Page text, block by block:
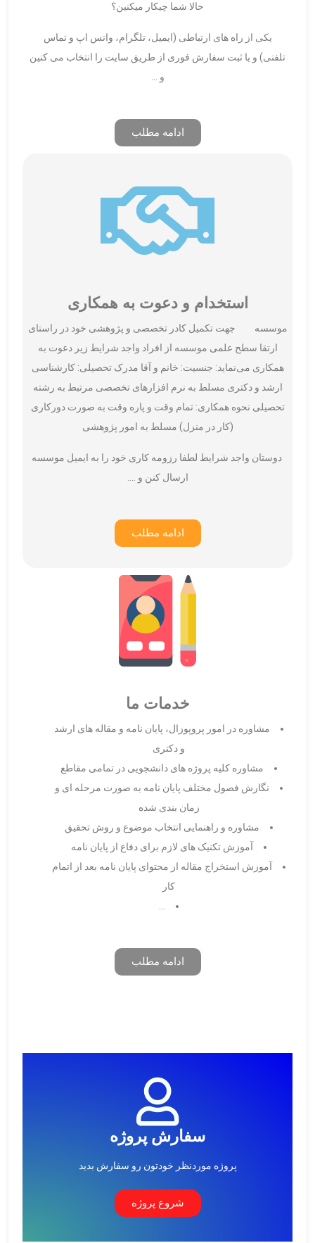
حالا شما چیکار میکنین؟
یکی از راه های ارتباطی (ایمیل، تلگرام، واتس اپ و تماس
تلفنی) و یا ثبت سفارش فوری از طریق سایت را انتخاب می کنین
و …
ادامه مطلب
استخدام و دعوت به همکاری
موسسه جهت تکمیل کادر تخصصی و پژوهشی خود در راستای
ارتقا سطح علمی موسسه از افراد واجد شرایط زیر دعوت به
همکاری می‌نماید: جنسیت: خانم و آقا مدرک تحصیلی: کارشناسی
ارشد و دکتری مسلط به نرم افزارهای تخصصی مرتبط به رشته
تحصیلی نحوه همکاری: تمام وقت و پاره وقت به صورت دورکاری
(کار در منزل) مسلط به امور پژوهشی
دوستان واجد شرایط لطفا رزومه کاری خود را به ایمیل موسسه
ارسال کنن و ….
ادامه مطلب
خدمات ما
مشاوره در امور پروپوزال، پایان نامه و مقاله های ارشد
و دکتری
مشاوره کلیه پروژه های دانشجویی در تمامی مقاطع
نگارش فصول مختلف پایان نامه به صورت مرحله ای و
زمان بندی شده
مشاوره و راهنمایی انتخاب موضوع و روش تحقیق
آموزش تکنیک های لازم برای دفاع از پایان نامه
آموزش استخراج مقاله از محتوای پایان نامه بعد از اتمام
کار
ادامه مطلب
سفارش پروژه
پروژه موردنظر خودتون رو سفارش بدید
شروع پروژه